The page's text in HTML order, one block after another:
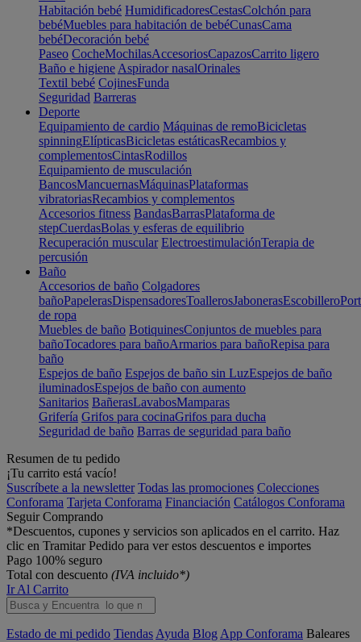
Habitación bebé HumidificadoresCestasColchón para
bebéMuebles para habitación de bebéCunasCama
bebéDecoración bebé
Paseo CocheMochilasAccesoriosCapazosCarrito ligero
Baño e higiene Aspirador nasalOrinales
Textil bebé CojinesFunda
Seguridad Barreras
Deporte
Equipamiento de cardio Máquinas de remoBicicletas
spinningElípticasBicicletas estáticasRecambios y
complementosCintasRodillos
Equipamiento de musculación
BancosMancuernasMáquinasPlataformas
vibratoriasRecambios y complementos
Accesorios fitness BandasBarrasPlataforma de
stepCuerdasBolas y esferas de equilibrio
Recuperación muscular ElectroestimulaciónTerapia de
percusión
Baño
Accesorios de baño Colgadores
bañoPapelerasDispensadoresToallerosJabonerasEscobillero
de ropa
Muebles de baño BotiquinesConjuntos de muebles para
bañoTocadores para bañoArmarios para bañoRepisa para
baño
Espejos de baño Espejos de baño sin LuzEspejos de baño
iluminadosEspejos de baño con aumento
Sanitarios BañerasLavabosMamparas
Grifería Grifos para cocinaGrifos para ducha
Seguridad de baño Barras de seguridad para baño
Resumen de tu pedido
¡Tu carrito está vacío!
Suscríbete a la newsletter Todas las promociones Colecciones
Conforama Tarjeta Conforama Financiación Catálogos Conforama
Seguir Comprando
*Descuentos, cupones y servicios son aplicados en el carrito. Haz
clic en Tramitar Pedido para ver estos descuentos e importes
Pago 100% seguro
Total con descuento (IVA incluido*)
Ir Al Carrito
Estado de mi pedido Tiendas Ayuda Blog App Conforama Baleares